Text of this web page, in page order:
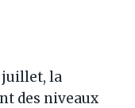
juillet, la
des niveaux